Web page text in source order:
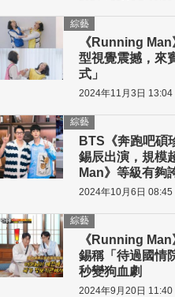
《Running
型視覺震撼，來
式」
綜藝
2024年11月3日 13:04
BTS《奔跑吧碩
錫辰出演，規模
Man》等級有夠
綜藝
2024年10月6日 08:45
《Running
錫稱「待過國情
秒變狗血劇
綜藝
2024年9月20日 11:40